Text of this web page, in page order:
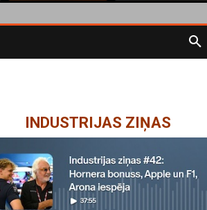
INDUSTRIJAS ZIŅAS